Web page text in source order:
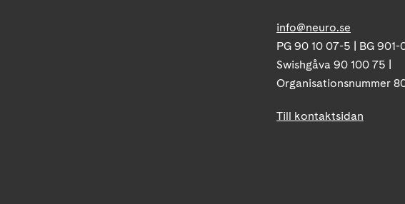
info@neuro.se
PG 90 10 07-5 | BG 901-
Swishgåva 90 100 75 |
Organisationsnummer
Till kontaktsidan